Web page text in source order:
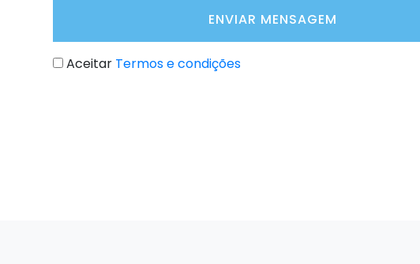
ENVIAR MENSAGEM
Aceitar Termos e condições